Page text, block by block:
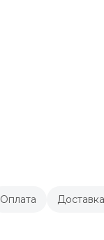
Оплата